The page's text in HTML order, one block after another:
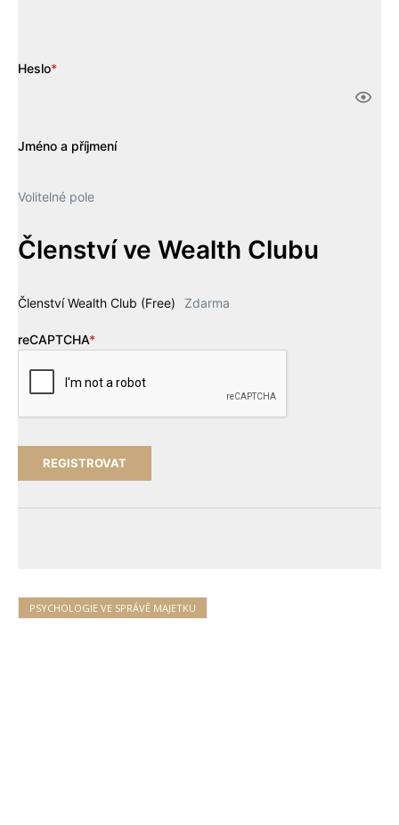
Heslo*
Jméno a příjmení
Volitelné pole
Členství ve Wealth Clubu
Členství Wealth Club (Free) Zdarma
reCAPTCHA*
PSYCHOLOGIE VE SPRÁVĚ MAJETKU